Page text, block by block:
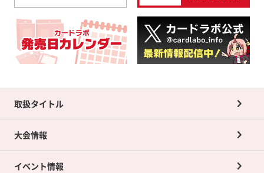
取扱タイトル
大会情報
イベント情報